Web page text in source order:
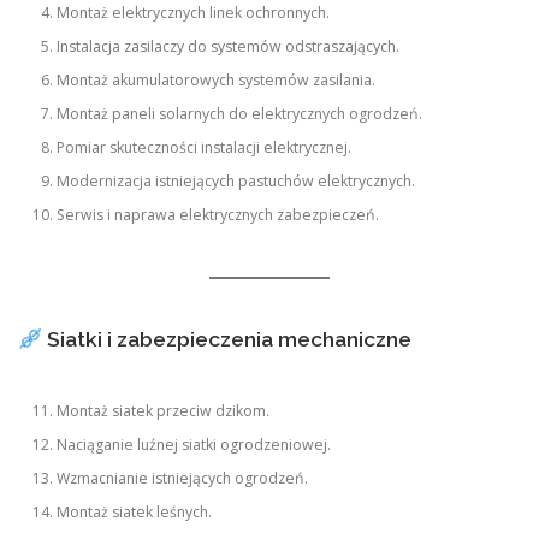
Montaż elektrycznych linek ochronnych.
Instalacja zasilaczy do systemów odstraszających.
Montaż akumulatorowych systemów zasilania.
Montaż paneli solarnych do elektrycznych ogrodzeń.
Pomiar skuteczności instalacji elektrycznej.
Modernizacja istniejących pastuchów elektrycznych.
Serwis i naprawa elektrycznych zabezpieczeń.
Siatki i zabezpieczenia mechaniczne
Montaż siatek przeciw dzikom.
Naciąganie luźnej siatki ogrodzeniowej.
Wzmacnianie istniejących ogrodzeń.
Montaż siatek leśnych.